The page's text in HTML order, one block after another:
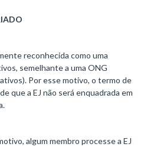
reconhecida como uma
semelhante a uma ONG
Por esse motivo, o termo de
que a EJ não será enquadrada em
algum membro processe a EJ